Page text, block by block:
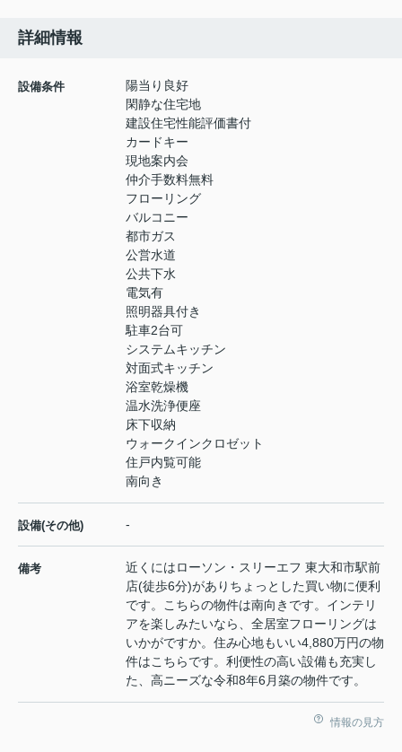
詳細情報
設備条件
陽当り良好
閑静な住宅地
建設住宅性能評価書付
カードキー
現地案内会
仲介手数料無料
フローリング
バルコニー
都市ガス
公営水道
公共下水
電気有
照明器具付き
駐車2台可
システムキッチン
対面式キッチン
浴室乾燥機
温水洗浄便座
床下収納
ウォークインクロゼット
住戸内覧可能
南向き
設備(その他) -
備考
近くにはローソン・スリーエフ 東大和市駅前
店(徒歩6分)がありちょっとした買い物に便利
です。こちらの物件は南向きです。インテリ
アを楽しみたいなら、全居室フローリングは
いかがですか。住み心地もいい4,880万円の物
件はこちらです。利便性の高い設備も充実し
た、高ニーズな令和8年6月築の物件です。
情報の見方